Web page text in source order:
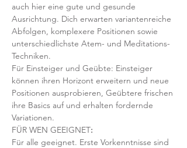
auch hier eine gute und gesunde
Ausrichtung. Dich erwarten variantenreiche
Abfolgen, komplexere Positionen sowie
unterschiedlichste Atem- und Meditations-
Techniken.
Für Einsteiger und Geübte: Einsteiger
können ihren Horizont erweitern und neue
Positionen ausprobieren, Geübtere frischen
ihre Basics auf und erhalten fordernde
Variationen.
FÜR WEN GEEIGNET:
Für alle geeignet. Erste Vorkenntnisse sind